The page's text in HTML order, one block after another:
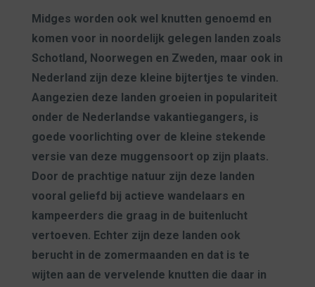
Midges worden ook wel knutten genoemd en
komen voor in noordelijk gelegen landen zoals
Schotland, Noorwegen en Zweden, maar ook in
Nederland zijn deze kleine bijtertjes te vinden.
Aangezien deze landen groeien in populariteit
onder de Nederlandse vakantiegangers, is
goede voorlichting over de kleine stekende
versie van deze muggensoort op zijn plaats.
Door de prachtige natuur zijn deze landen
vooral geliefd bij actieve wandelaars en
kampeerders die graag in de buitenlucht
vertoeven. Echter zijn deze landen ook
berucht in de zomermaanden en dat is te
wijten aan de vervelende knutten die daar in